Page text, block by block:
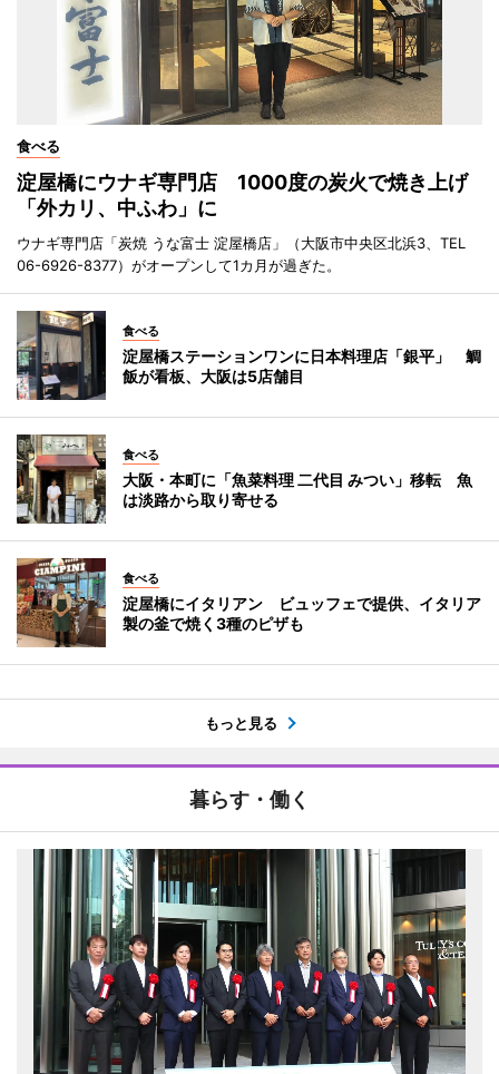
食べる
淀屋橋にウナギ専門店 1000度の炭火で焼き上げ
「外カリ、中ふわ」に
ウナギ専門店「炭焼 うな富士 淀屋橋店」（大阪市中央区北浜3、TEL
06-6926-8377）がオープンして1カ月が過ぎた。
食べる
淀屋橋ステーションワンに日本料理店「銀平」 鯛
飯が看板、大阪は5店舗目
食べる
大阪・本町に「魚菜料理 二代目 みつい」移転 魚
は淡路から取り寄せる
食べる
淀屋橋にイタリアン ビュッフェで提供、イタリア
製の釜で焼く3種のピザも
もっと見る
暮らす・働く